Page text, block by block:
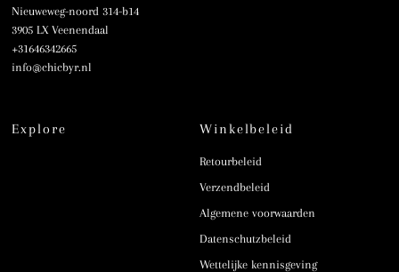
Nieuweweg-noord 314-b14
3905 LX Veenendaal
+31646342665
info@chicbyr.nl
Explore Winkelbeleid
Retourbeleid
Verzendbeleid
Algemene voorwaarden
Datenschutzbeleid
Wettelijke kennisgeving